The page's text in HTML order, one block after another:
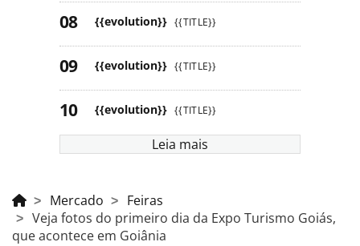
{{evolution}} {{TITLE}}
{{evolution}} {{TITLE}}
{{evolution}} {{TITLE}}
Leia mais
Mercado
Feiras
Veja fotos do primeiro dia da Expo Turismo Goiás,
que acontece em Goiânia